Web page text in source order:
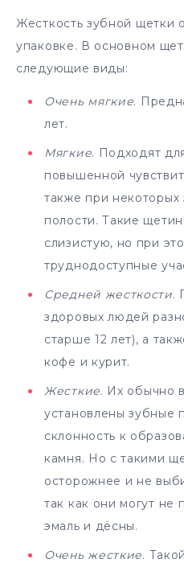
Жесткость зубной щетки
упаковке. В основном
следующие виды:
Очень мягкие.
лет.
Мягкие. Подходят
повышенной
также при некоторых
полости. Такие
слизистую, но при
труднодоступные
Средней жесткости.
здоровых людей
старше 12 лет), а
кофе и курит.
Жесткие. Их обычно
установлены зубные
склонность к
камня. Но с такими
осторожнее и не
так как они могут не
эмаль и дёсны.
Очень жесткие.